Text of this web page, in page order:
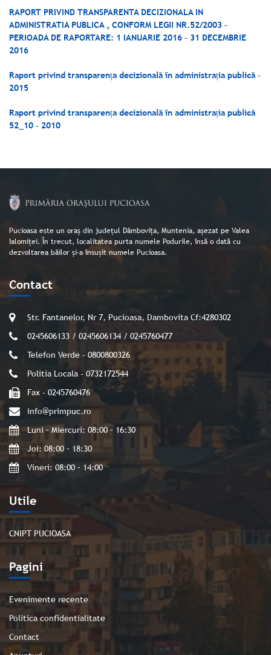
RAPORT PRIVIND TRANSPARENTA DECIZIONALA IN
ADMINISTRATIA PUBLICA , CONFORM LEGII NR.52/2003 –
PERIOADA DE RAPORTARE: 1 IANUARIE 2016 – 31 DECEMBRIE
2016
Raport privind transparența decizională în administrația publică –
2015
Raport privind transparența decizională în administrația publică
52_10 – 2010
Pucioasa este un oraș din județul Dâmbovița, Muntenia, așezat pe Valea
Ialomiței. În trecut, localitatea purta numele Podurile, însă o dată cu
dezvoltarea băilor și-a însușit numele Pucioasa.
Utile
CNIPT PUCIOASA
Pagini
Evenimente recente
Politica confidentialitate
Contact
Contact
Str. Fantanelor, Nr 7, Pucioasa, Dambovita Cf:4280302
0245606133 / 0245606134 / 0245760477
Telefon Verde - 0800800326
Politia Locala - 0732172544
Fax - 0245760476
info@primpuc.ro
Luni – Miercuri: 08:00 – 16:30
Joi: 08:00 – 18:30
Vineri: 08:00 – 14:00